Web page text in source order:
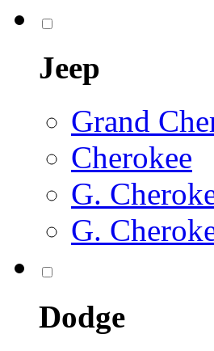
Jeep
Grand
Cherokee
G.
G.
Dodge